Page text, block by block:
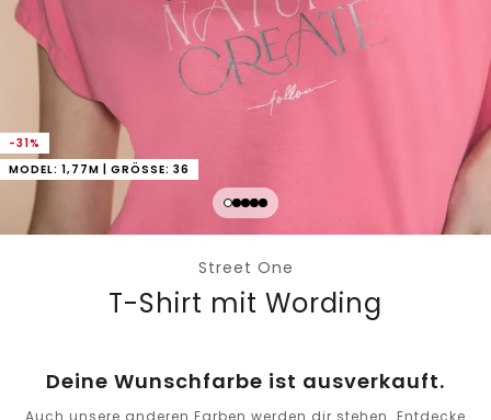
-31%
MODEL: 1,77M | GRÖSSE: 36
Street One
T-Shirt mit Wording
Deine Wunschfarbe ist ausverkauft.